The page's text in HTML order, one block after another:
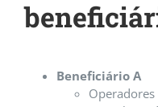
Beneficiário A